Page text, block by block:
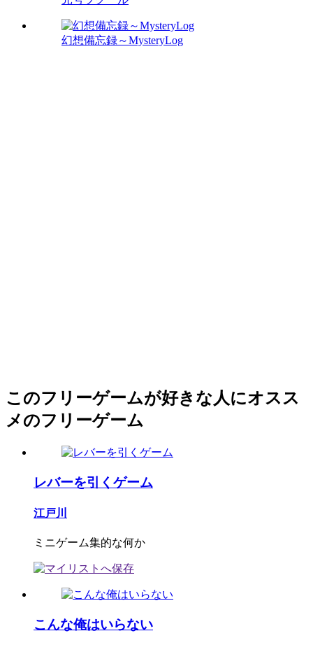
幻想備忘録～MysteryLog
このフリーゲームが好きな人にオスス
メのフリーゲーム
レバーを引くゲーム
江戸川
ミニゲーム集的な何か
こんな俺はいらない